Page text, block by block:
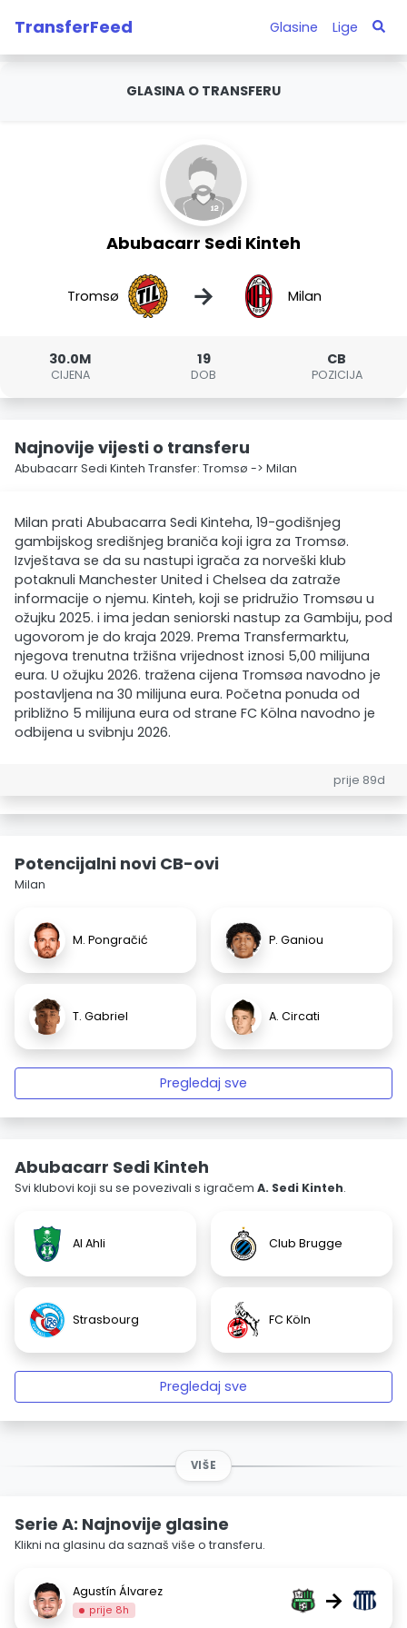
TransferFeed Glasine Lige
GLASINA O TRANSFERU
Abubacarr Sedi Kinteh
Tromsø → Milan
30.0M
CIJENA
19
DOB
CB
POZICIJA
Najnovije vijesti o transferu
Abubacarr Sedi Kinteh Transfer: Tromsø -> Milan
Milan prati Abubacarra Sedi Kinteha, 19-godišnjeg
gambijskog središnjeg braniča koji igra za Tromsø.
Izvještava se da su nastupi igrača za norveški klub
potaknuli Manchester United i Chelsea da zatraže
informacije o njemu. Kinteh, koji se pridružio Tromsøu u
ožujku 2025. i ima jedan seniorski nastup za Gambiju, pod
ugovorom je do kraja 2029. Prema Transfermarktu,
njegova trenutna tržišna vrijednost iznosi 5,00 milijuna
eura. U ožujku 2026. tražena cijena Tromsøa navodno je
postavljena na 30 milijuna eura. Početna ponuda od
približno 5 milijuna eura od strane FC Kölna navodno je
odbijena u svibnju 2026.
prije 89d
Potencijalni novi CB-ovi
Milan
M. Pongračić P. Ganiou
T. Gabriel A. Circati
Pregledaj sve
Abubacarr Sedi Kinteh
Svi klubovi koji su se povezivali s igračem A. Sedi Kinteh.
Al Ahli Club Brugge
Strasbourg FC Köln
Pregledaj sve
VIŠE
Serie A: Najnovije glasine
Klikni na glasinu da saznaš više o transferu.
Agustín Álvarez
prije 8h →